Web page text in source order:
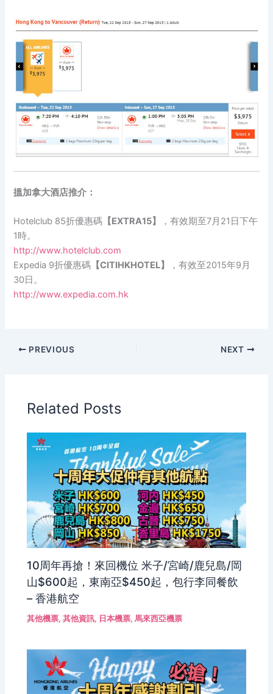
搵加拿大酒店推介：
Hotelclub 85折優惠碼 【EXTRA15】
，有效期至7月21日下午
1時。
http://www.hotelclub.com
Expedia 9折優惠碼 【CITIHKHOTEL】
，有效至2015年9月
30日。
http://www.expedia.com.hk
PREVIOUS NEXT
Related Posts
10周年再搶！來回機位 米子/宮崎/鹿兒島/岡
山$600起，東南亞$450起，包行李同餐飲
– 香港航空
其他機票,其他資訊, 日本機票,馬來西亞機票